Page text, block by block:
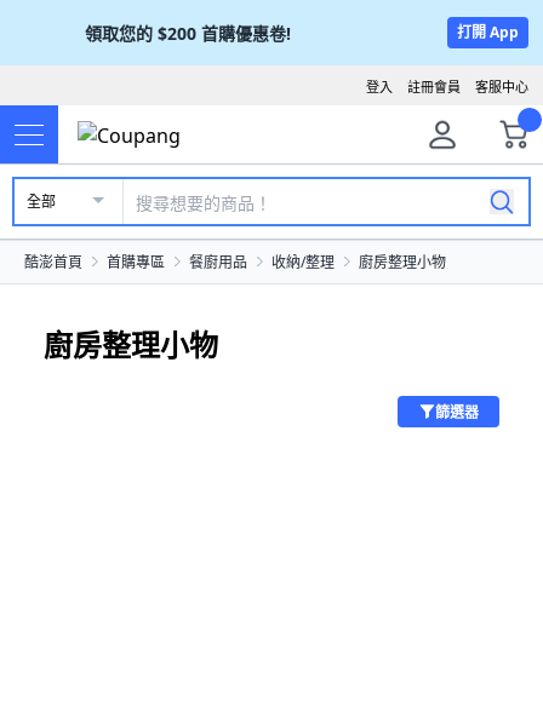
領取您的 $200 首購優惠卷! 打開 App
客服中心
註冊會員
登入
全部
酷澎首頁 首購專區 餐廚用品 收納/整理 廚房整理小物
廚房整理小物
篩選器